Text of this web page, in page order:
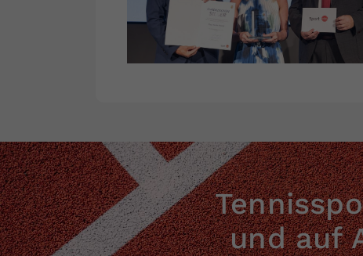
und auf